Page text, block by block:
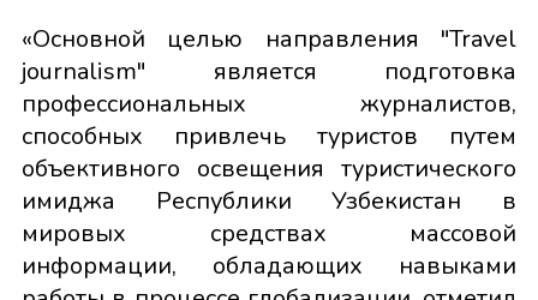
«Основной целью направления "Travel
journalism" является подготовка
профессиональных журналистов,
способных привлечь туристов путем
объективного освещения туристического
имиджа Республики Узбекистан в
мировых средствах массовой
информации, обладающих навыками